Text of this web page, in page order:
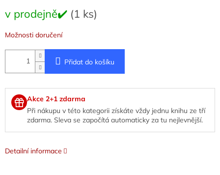
cena:
v prodejně✔️ (1 ks)
Možnosti doručení
Přidat do košíku
Akce 2+1 zdarma
Při nákupu v této kategorii získáte vždy jednu knihu ze tří
zdarma. Sleva se započítá automaticky za tu nejlevnější.
Detailní informace